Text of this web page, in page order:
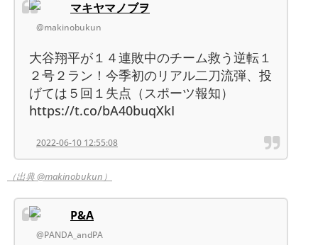
マキヤマノブヲ
@makinobukun
大谷翔平が１４連敗中のチーム救う逆転１
２号２ラン！今季初のリアル二刀流弾、投
げては５回１失点（スポーツ報知）
https://t.co/bA40buqXkI
2022-06-10 12:55:08
（出典 @makinobukun）
P&A
@PANDA_andPA